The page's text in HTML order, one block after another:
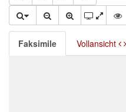
Faksimile Vollansicht